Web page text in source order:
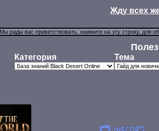
Жду всех
Категория Тема